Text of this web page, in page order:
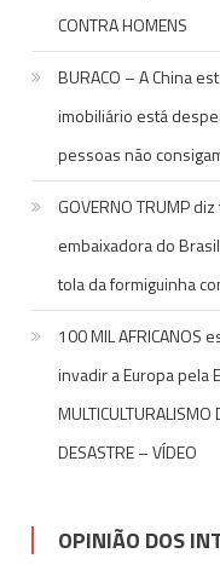
CONTRA HOMENS
BURACO – A China
imobiliário está
pessoas não
GOVERNO TRUMP
embaixadora do
tola da formiguinha
100 MIL AFRICANOS
invadir a Europa pela
MULTICULTURALISMO
DESASTRE – VÍDEO
OPINIÃO DOS